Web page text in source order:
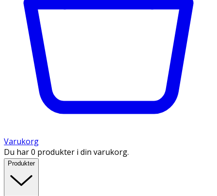
Varukorg
Du har 0 produkter i din varukorg.
Produkter